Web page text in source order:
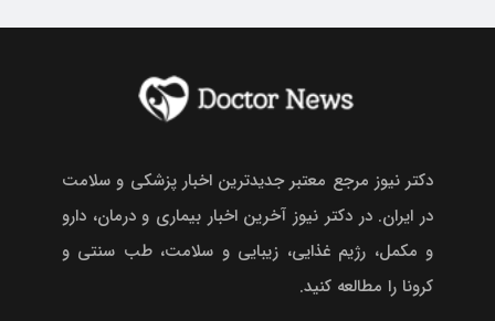
دکتر نیوز مرجع معتبر جدیدترین اخبار پزشکی و سلامت
در ایران. در دکتر نیوز آخرین اخبار بیماری و درمان، دارو
و مکمل، رژیم غذایی، زیبایی و سلامت، طب سنتی و
کرونا را مطالعه کنید.